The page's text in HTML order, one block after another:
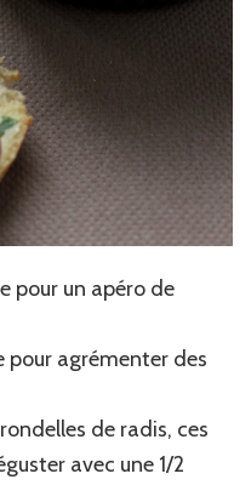
pour un apéro de
agrémenter des
de radis, ces
avec une 1/2